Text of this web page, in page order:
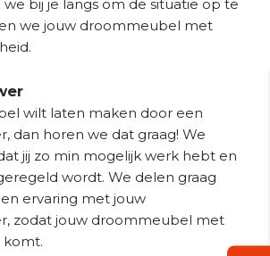
bij je langs om de situatie op te
we jouw droommeubel met
wilt laten maken door een
dan horen we dat graag! We
jij zo min mogelijk werk hebt en
wordt. We delen graag
ervaring met jouw
zodat jouw droommeubel met
komt.